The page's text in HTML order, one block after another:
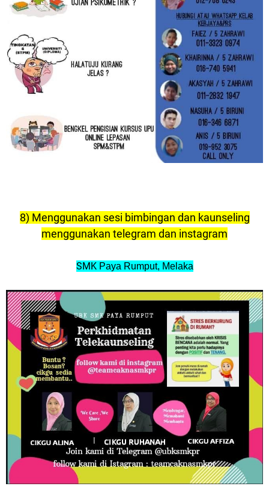
8) Menggunakan sesi bimbingan dan kaunseling
menggunakan telegram dan instagram
SMK Paya Rumput, Melaka